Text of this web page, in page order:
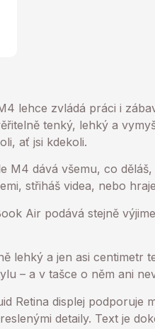
lehce zvládá práci i
tenký, lehký a
ať jsi kdekoli.
M4 dává všemu, co
střiháš videa, nebo
Air podává stejně
lehký a jen asi centimetr
– a v tašce o něm ani
Retina displej podporuje
detaily. Text je